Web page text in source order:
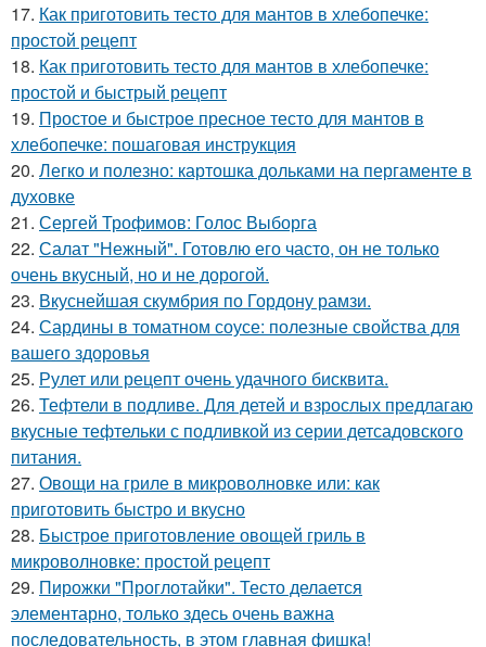
17. Как приготовить тесто для мантов в хлебопечке:
простой рецепт
18. Как приготовить тесто для мантов в хлебопечке:
простой и быстрый рецепт
19. Простое и быстрое пресное тесто для мантов в
хлебопечке: пошаговая инструкция
20. Легко и полезно: картошка дольками на пергаменте в
духовке
21. Сергей Трофимов: Голос Выборга
22. Салат "Нежный". Готовлю его часто, он не только
очень вкусный, но и не дорогой.
23. Вкуснейшая скумбрия по Гордону рамзи.
24. Сардины в томатном соусе: полезные свойства для
вашего здоровья
25. Рулет или рецепт очень удачного бисквита.
26. Тефтели в подливе. Для детей и взрослых предлагаю
вкусные тефтельки с подливкой из серии детсадовского
питания.
27. Овощи на гриле в микроволновке или: как
приготовить быстро и вкусно
28. Быстрое приготовление овощей гриль в
микроволновке: простой рецепт
29. Пирожки "Проглотайки". Тесто делается
элементарно, только здесь очень важна
последовательность, в этом главная фишка!